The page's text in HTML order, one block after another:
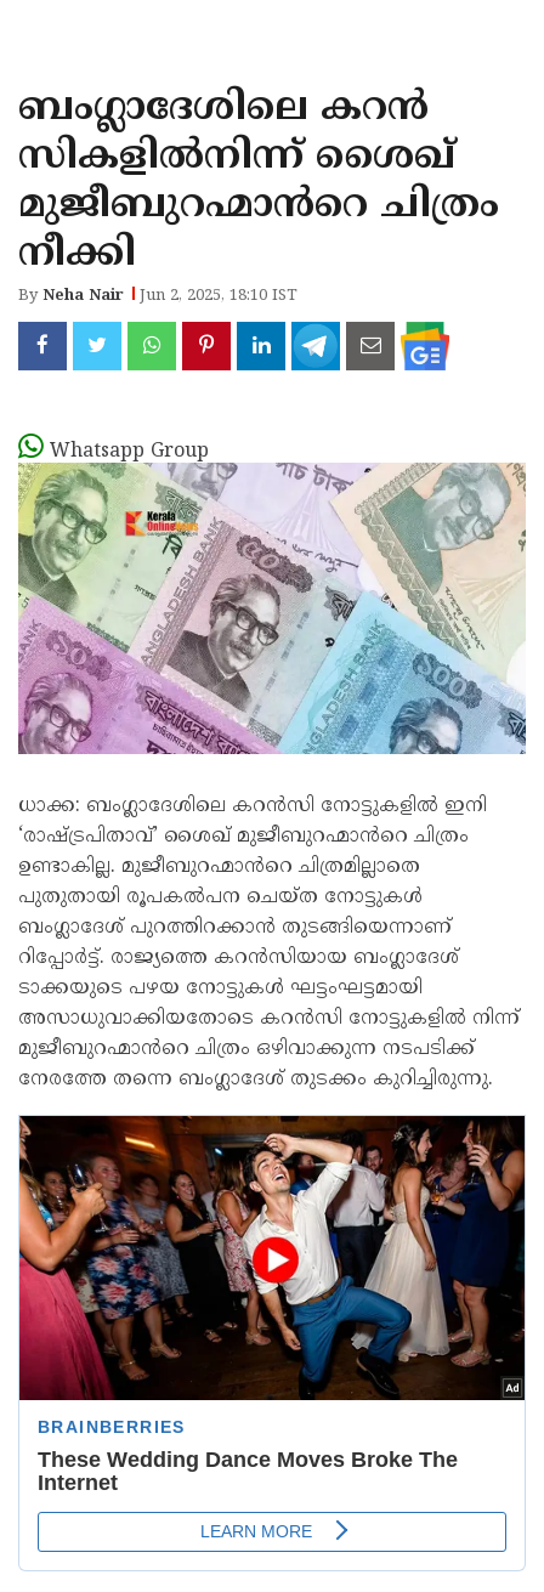
KANNUR
KASARAGOD
ബംഗ്ലാദേശിലെ കറൻ
സികളിൽനിന്ന് ശൈഖ്
മുജീബുറഹ്മാൻറെ ചിത്രം
നീക്കി
ByNeha Nair Jun 2, 2025, 18:10 IST
Whatsapp Group
ധാക്ക: ബംഗ്ലാദേശിലെ കറൻസി നോട്ടുകളിൽ ഇനി
‘രാഷ്ട്രപിതാവ്’ ശൈഖ് മുജീബുറഹ്മാൻറെ ചിത്രം
ഉണ്ടാകില്ല. മുജീബുറഹ്മാൻറെ ചിത്രമില്ലാതെ
പുതുതായി രൂപകൽപന ചെയ്ത നോട്ടുകൾ
ബംഗ്ലാദേശ് പുറത്തിറക്കാൻ തുടങ്ങിയെന്നാണ്
റിപ്പോർട്ട്. രാജ്യത്തെ കറൻസിയായ ബംഗ്ലാദേശ്
ടാക്കയുടെ പഴയ നോട്ടുകൾ ഘട്ടംഘട്ടമായി
അസാധുവാക്കിയതോടെ കറൻസി നോട്ടുകളിൽ നിന്ന്
മുജീബുറഹ്മാൻറെ ചിത്രം ഒ​ഴിവാക്കുന്ന നടപടിക്ക്
നേരത്തേ തന്നെ ബംഗ്ലാദേശ് തുടക്കം കുറിച്ചിരുന്നു.